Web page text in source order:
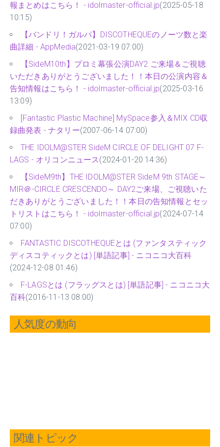
報まとめはこちら！ - idolmaster-official.jp(2025-05-18
10:15)
【バンドリ！ガルパ】DISCOTHEQUEのノーツ数と楽
曲詳細 - AppMedia(2021-03-19 07:00)
【SideM10th】プロミ幕張公演DAY2 ご来場＆ご視聴
いただきありがとうございました！！本日の公演内容＆
告知情報はこちら！ - idolmaster-official.jp(2025-03-16
13:09)
[Fantastic Plastic Machine] MySpace参入＆MIX CD収
録曲発表 - ナタリー(2007-06-14 07:00)
THE IDOLM@STER SideM CIRCLE OF DELIGHT 07 F-
LAGS - オリコンニュース(2024-01-20 14:36)
【SideM9th】THE IDOLM@STER SideM 9th STAGE～
MIR＠-CIRCLE CRESCENDO～ DAY2ご来場、ご視聴いた
だきありがとうございました！！本日の告知情報とセッ
トリストはこちら！ - idolmaster-official.jp(2024-07-14
07:00)
FANTASTIC DISCOTHEQUEとは (ファンタスティック
ディスコティックとは) [単語記事] - ニコニコ大百科
(2024-12-08 01:46)
F-LAGSとは (フラッグスとは) [単語記事] - ニコニコ大
百科(2016-11-13 08:00)
人気度の動向
関連トピック